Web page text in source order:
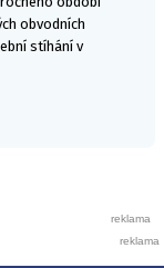
obvodních
stíhání v